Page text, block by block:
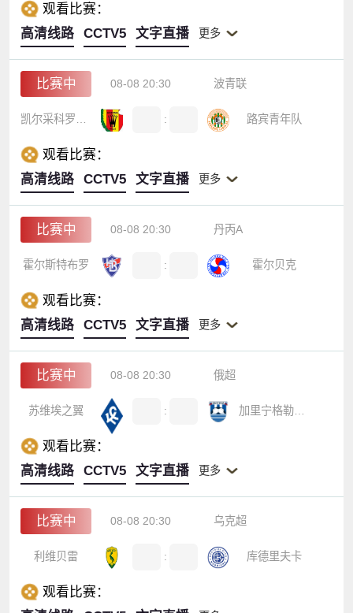
观看比赛：
高清线路
CCTV5 文字直播 更多
比赛中 08-08 20:30 波青联
凯尔采科罗纳U19 : 路宾青年队
观看比赛：
高清线路
CCTV5 文字直播 更多
比赛中 08-08 20:30 丹丙A
霍尔斯特布罗 : 霍尔贝克
观看比赛：
高清线路
CCTV5 文字直播 更多
比赛中 08-08 20:30 俄超
苏维埃之翼 : 加里宁格勒波罗的海
观看比赛：
高清线路
CCTV5 文字直播 更多
比赛中 08-08 20:30 乌克超
利维贝雷 : 库德里夫卡
观看比赛：